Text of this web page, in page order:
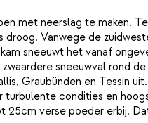
met neerslag te maken.
Vanwege de
sneeuwt het vanaf
sneeuwval rond
Graubünden en Tessin
condities en
25cm verse poeder erbij.